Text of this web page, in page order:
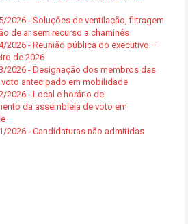
2026 - Soluções de ventilação, filtragem
de ar sem recurso a chaminés
2026 - Reunião pública do executivo –
de 2026
2026 - Designação dos membros das
antecipado em mobilidade
2026 - Local e horário de
da assembleia de voto em
2026 - Candidaturas não admitidas